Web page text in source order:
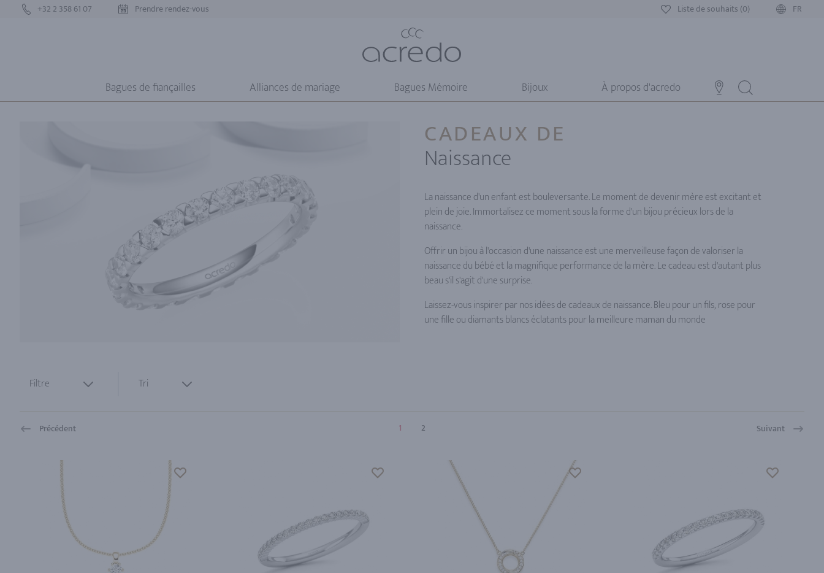
+32 2 358 61 07 Prendre rendez-vous Liste de souhaits (0) FR
Bagues de fiançailles Alliances de mariage Bagues Mémoire Bijoux À propos d'acredo
CADEAUX DE
Naissance
La naissance d'un enfant est bouleversante. Le moment de devenir mère est excitant et
plein de joie. Immortalisez ce moment sous la forme d'un bijou précieux lors de la
naissance.
Offrir un bijou à l'occasion d'une naissance est une merveilleuse façon de valoriser la
naissance du bébé et la magnifique performance de la mère. Le cadeau est d'autant plus
beau s'il s'agit d'une surprise.
Laissez-vous inspirer par nos idées de cadeaux de naissance. Bleu pour un fils, rose pour
une fille ou diamants blancs éclatants pour la meilleure maman du monde
Filtre Tri
Précédent 1 2 Suivant